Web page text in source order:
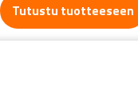
Tutustu tuotteeseen